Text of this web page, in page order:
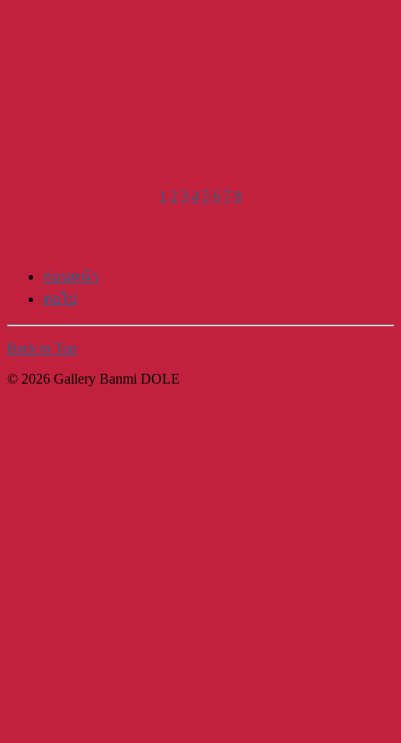
1 2 3 4 5 6 7 8
ก่อนหน้า
ต่อไป
Back to Top
© 2026 Gallery Banmi DOLE